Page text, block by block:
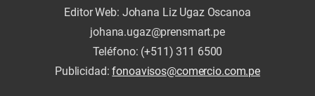
Editor Web: Johana Liz Ugaz Oscanoa
johana.ugaz@prensmart.pe
Teléfono: (+511) 311 6500
Publicidad:fonoavisos@comercio.com.pe